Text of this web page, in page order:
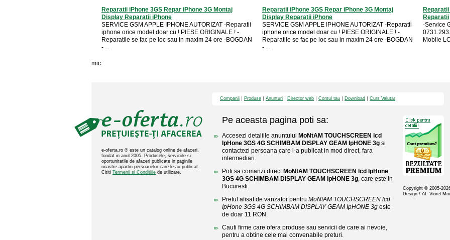
Reparatii iPhone 3GS Repar iPhone 3G Montaj
Display Reparatii iPhone
SERVICE GSM APPLE IPHONE AUTORIZAT -Reparatii
iphone orice model doar cu ! PIESE ORIGINALE ! -
Reparatile se fac pe loc sau in maxim 24 ore -BOGDAN
- ...
Reparatii iPhone 3GS Repar iPhone 3G Montaj
Display Reparatii iPhone
SERVICE GSM APPLE IPHONE AUTORIZAT -Reparatii
iphone orice model doar cu ! PIESE ORIGINALE ! -
Reparatile se fac pe loc sau in maxim 24 ore -BOGDAN
- ...
Reparatii
-Service
Mobile
mic
e-oferta.ro ® este un catalog online de afaceri,
fondat in anul 2005. Produsele, serviciile si
oportunitatile de afaceri publicate in paginile
noastre apartin persoanelor care le-au publicat.
Cititi Termenii si Conditiile de utilizare.
Companii Produse Anunturi Director web Contul tau Download Curs Valutar
Pe aceasta pagina poti sa:
Accesezi detaliile anuntului MoNtAM TOUCHSCREEN lcd
IpHone 3GS 4G SCHIMBAM DISPLAY GEAM IpHONE 3g si
contactezi persoana care l-a publicat in mod direct, fara
intermediari.
Poti sa comanzi direct MoNtAM TOUCHSCREEN lcd IpHone
3GS 4G SCHIMBAM DISPLAY GEAM IpHONE 3g, care este in
Bucuresti.
Pretul afisat de vanzator pentru MoNtAM TOUCHSCREEN lcd
IpHone 3GS 4G SCHIMBAM DISPLAY GEAM IpHONE 3g este
de doar 11 RON.
Cauti firme care ofera produse sau servicii de care ai nevoie,
pentru a obtine cele mai convenabile preturi.
Copyright © 2005-
Design / AI: Viorel